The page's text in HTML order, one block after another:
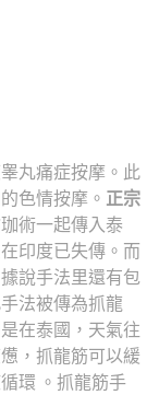
丸痛症按摩。此
色情按摩。 正宗
術一起傳入泰
印度已失傳。而
說手法里還有包
法被傳為抓龍
在泰國，天氣往
，抓龍筋可以緩
環 。抓龍筋手